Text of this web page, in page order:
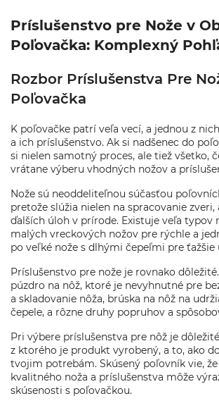
Príslušenstvo pre Nože v
Poľovačka: Komplexný
Rozbor Príslušenstva Pre
Poľovačka
K poľovačke patrí veľa vecí, a jednou z
a ich príslušenstvo. Ak si nadšenec do
si nielen samotný proces, ale tiež všetko,
vrátane výberu vhodných nožov a
Nože sú neoddeliteľnou súčasťou
pretože slúžia nielen na spracovanie
ďalších úloh v prírode. Existuje veľa typov
malých vreckových nožov pre rýchle a
po veľké nože s dlhými čepeľmi pre ťažšie
Príslušenstvo pre nože je rovnako
púzdro na nôž, ktoré je nevyhnutné pre
a skladovanie nôža, brúska na nôž na
čepele, a rôzne druhy popruhov a
Pri výbere príslušenstva pre nôž je
z ktorého je produkt vyrobený, a to, ako
tvojim potrebám. Skúsený poľovník vie,
kvalitného noža a príslušenstva môže
skúsenosti s poľovačkou.